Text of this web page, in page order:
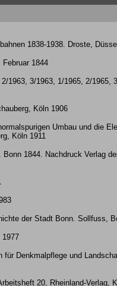
1838-1938. Droste,
1844
1963, 3/1963, 1/1965, 2/1965,
Köln 1906
Umbau und die
Köln 1911
1844. Nachdruck Verlag
der Stadt Bonn. Sollfuss,
Denkmalpflege und
20, Rheinland-Verlag,